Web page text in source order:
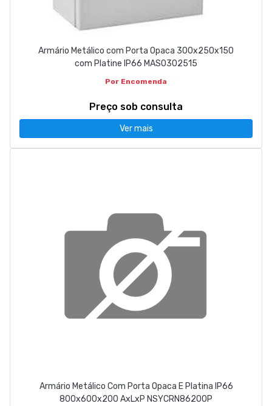
Armário Metálico com Porta Opaca 300x250x150
com Platine IP66 MAS0302515
Por Encomenda
Preço sob consulta
Ver mais
Armário Metálico Com Porta Opaca E Platina IP66
800x600x200 AxLxP NSYCRN86200P